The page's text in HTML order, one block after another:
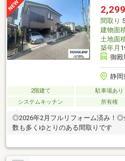
粧台、温水洗浄便座、浴室に窓、Ｔ
居室フローリング、全居室６畳以上
フバルコニー、屋上、納戸、ビルトイ
2,299
間取り
建物面
土地面
築年月
御殿
静岡
2階建て 駐車場あり
システムキッチン
所有権
◎2026年2月フルリフォーム済み！
数も多くゆとりのある間取りです